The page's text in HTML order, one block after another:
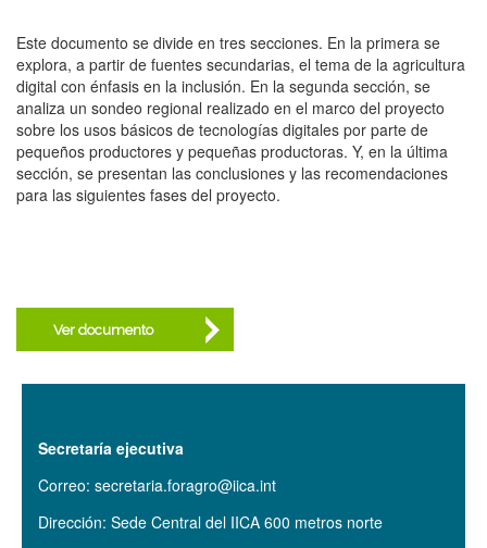
Este documento se divide en tres secciones. En la primera se
explora, a partir de fuentes secundarias, el tema de la agricultura
digital con énfasis en la inclusión. En la segunda sección, se
analiza un sondeo regional realizado en el marco del proyecto
sobre los usos básicos de tecnologías digitales por parte de
pequeños productores y pequeñas productoras. Y, en la última
sección, se presentan las conclusiones y las recomendaciones
para las siguientes fases del proyecto.
Ver documento
Secretaría ejecutiva
Correo: secretaria.foragro@iica.int
Dirección: Sede Central del IICA 600 metros norte